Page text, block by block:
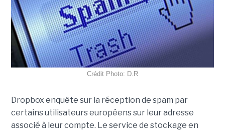
Crédit Photo: D.R
Dropbox enquête sur la réception de spam par
certains utilisateurs européens sur leur adresse
associé à leur compte. Le service de stockage en